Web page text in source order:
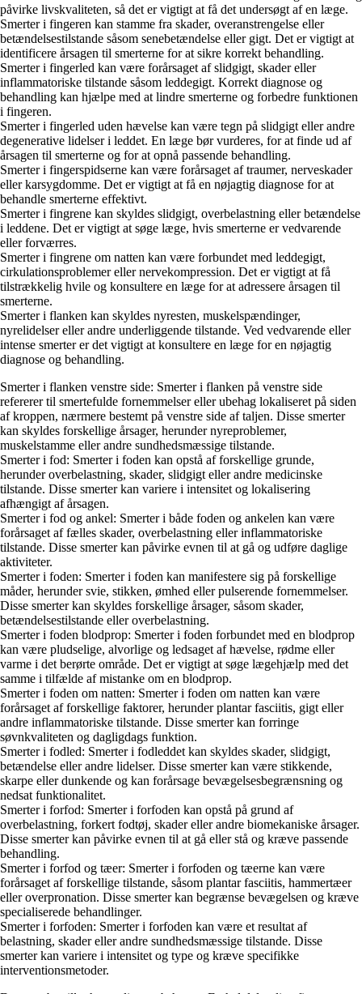
påvirke livskvaliteten, så det er vigtigt at få det undersøgt af en læge.
Smerter i fingeren kan stamme fra skader, overanstrengelse eller
betændelsestilstande såsom senebetændelse eller gigt. Det er vigtigt at
identificere årsagen til smerterne for at sikre korrekt behandling.
Smerter i fingerled kan være forårsaget af slidgigt, skader eller
inflammatoriske tilstande såsom leddegigt. Korrekt diagnose og
behandling kan hjælpe med at lindre smerterne og forbedre funktionen
i fingeren.
Smerter i fingerled uden hævelse kan være tegn på slidgigt eller andre
degenerative lidelser i leddet. En læge bør vurderes, for at finde ud af
årsagen til smerterne og for at opnå passende behandling.
Smerter i fingerspidserne kan være forårsaget af traumer, nerveskader
eller karsygdomme. Det er vigtigt at få en nøjagtig diagnose for at
behandle smerterne effektivt.
Smerter i fingrene kan skyldes slidgigt, overbelastning eller betændelse
i leddene. Det er vigtigt at søge læge, hvis smerterne er vedvarende
eller forværres.
Smerter i fingrene om natten kan være forbundet med leddegigt,
cirkulationsproblemer eller nervekompression. Det er vigtigt at få
tilstrækkelig hvile og konsultere en læge for at adressere årsagen til
smerterne.
Smerter i flanken kan skyldes nyresten, muskelspændinger,
nyrelidelser eller andre underliggende tilstande. Ved vedvarende eller
intense smerter er det vigtigt at konsultere en læge for en nøjagtig
diagnose og behandling.
Smerter i flanken venstre side: Smerter i flanken på venstre side
refererer til smertefulde fornemmelser eller ubehag lokaliseret på siden
af kroppen, nærmere bestemt på venstre side af taljen. Disse smerter
kan skyldes forskellige årsager, herunder nyreproblemer,
muskelstamme eller andre sundhedsmæssige tilstande.
Smerter i fod: Smerter i foden kan opstå af forskellige grunde,
herunder overbelastning, skader, slidgigt eller andre medicinske
tilstande. Disse smerter kan variere i intensitet og lokalisering
afhængigt af årsagen.
Smerter i fod og ankel: Smerter i både foden og ankelen kan være
forårsaget af fælles skader, overbelastning eller inflammatoriske
tilstande. Disse smerter kan påvirke evnen til at gå og udføre daglige
aktiviteter.
Smerter i foden: Smerter i foden kan manifestere sig på forskellige
måder, herunder svie, stikken, ømhed eller pulserende fornemmelser.
Disse smerter kan skyldes forskellige årsager, såsom skader,
betændelsestilstande eller overbelastning.
Smerter i foden blodprop: Smerter i foden forbundet med en blodprop
kan være pludselige, alvorlige og ledsaget af hævelse, rødme eller
varme i det berørte område. Det er vigtigt at søge lægehjælp med det
samme i tilfælde af mistanke om en blodprop.
Smerter i foden om natten: Smerter i foden om natten kan være
forårsaget af forskellige faktorer, herunder plantar fasciitis, gigt eller
andre inflammatoriske tilstande. Disse smerter kan forringe
søvnkvaliteten og dagligdags funktion.
Smerter i fodled: Smerter i fodleddet kan skyldes skader, slidgigt,
betændelse eller andre lidelser. Disse smerter kan være stikkende,
skarpe eller dunkende og kan forårsage bevægelsesbegrænsning og
nedsat funktionalitet.
Smerter i forfod: Smerter i forfoden kan opstå på grund af
overbelastning, forkert fodtøj, skader eller andre biomekaniske årsager.
Disse smerter kan påvirke evnen til at gå eller stå og kræve passende
behandling.
Smerter i forfod og tæer: Smerter i forfoden og tæerne kan være
forårsaget af forskellige tilstande, såsom plantar fasciitis, hammertæer
eller overpronation. Disse smerter kan begrænse bevægelsen og kræve
specialiserede behandlinger.
Smerter i forfoden: Smerter i forfoden kan være et resultat af
belastning, skader eller andre sundhedsmæssige tilstande. Disse
smerter kan variere i intensitet og type og kræve specifikke
interventionsmetoder.